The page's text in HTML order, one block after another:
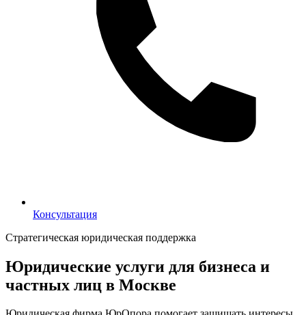
Консультация
Консультация
Стратегическая юридическая поддержка
Юридические услуги для бизнеса и
частных лиц в Москве